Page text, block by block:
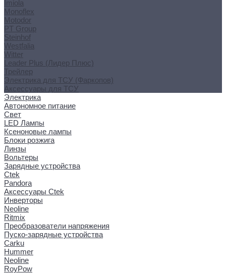
Imiola
Monoflex
Motodor
PT Group
Steinhof
Westfalia
Witter
Leader Plus (Лидер Плюс)
Трейлер
Электрика для ТСУ (Фаркопов)
Аксессуары для ТСУ
Электрика
Автономное питание
Свет
LED Лампы
Ксеноновые лампы
Блоки розжига
Линзы
Вольтеры
Зарядные устройства
Ctek
Pandora
Аксессуары Ctek
Инверторы
Neoline
Ritmix
Преобразователи напряжения
Пуско-зарядные устройства
Carku
Hummer
Neoline
RoyPow